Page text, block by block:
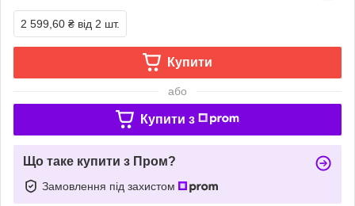
2 599,60 ₴ від 2 шт.
Купити
або
Купити з
Що таке купити з Пром?
Замовлення під захистом